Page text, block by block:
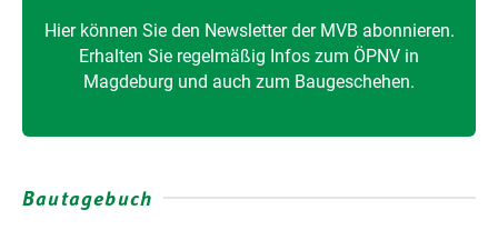
Hier können Sie den Newsletter der MVB abonnieren.
Erhalten Sie regelmäßig Infos zum ÖPNV in
Magdeburg und auch zum Baugeschehen.
Bautagebuch